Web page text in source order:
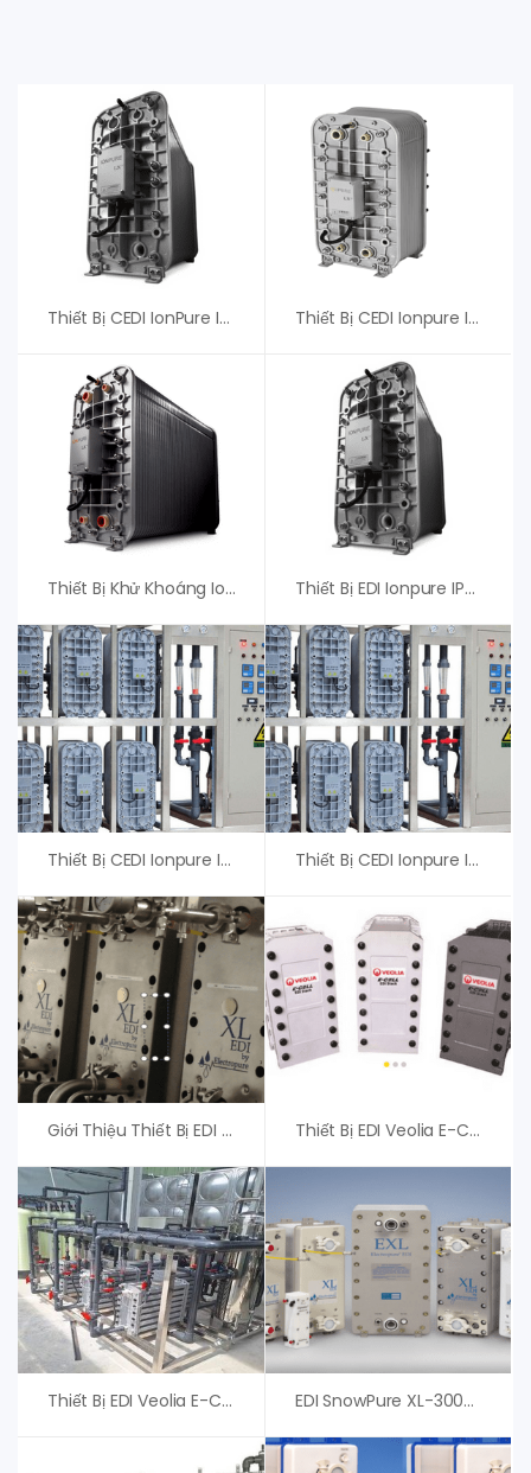
Thiết Bị CEDI IonPure IP-LXM24X-4 Xylem (Evoqua) Thiết Bị CEDI Ionpure IP-LXM24HI-3, Xylem (Evoqua) – Giá Tốt
Thiết Bị Khử Khoáng Ionpure IP-LXM45Z-5, Xylem (Evoqua) Thiết Bị EDI Ionpure IP-LXM18HI-3, Xylem (Evoqua) – Giá Tốt
Thiết Bị CEDI Ionpure IP-LXM24Z-5, Xylem (Evoqua) Thiết Bị CEDI Ionpure IP-VNX28EP-2 Xylem (Evoqua)
Giới Thiệu Thiết Bị EDI SnowPure XL-200-R Thiết Bị EDI Veolia E-Cell 3X-12 EU – An Vi Group
Thiết Bị EDI Veolia E-Cell 3X-8 – An Vi Group EDI SnowPure XL-300-DER – Phân Phối Chính Hãng